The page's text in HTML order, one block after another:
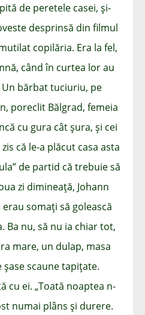
de peretele casei, și-
desprinsă din filmul
copilăria. Era la fel,
când în curtea lor au
bărbat tuciuriu, pe
poreclit Bălgrad, femeia
cu gura cât șura, și cei
că le-a plăcut casa asta
de partid că trebuie să
zi dimineață, Johann
somați să golească
Ba nu, să nu ia chiar tot,
mare, un dulap, masa
scaune tapițate.
cu ei. „Toată noaptea n-
numai plâns și durere.